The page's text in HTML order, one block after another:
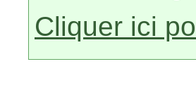
Cliquer ici